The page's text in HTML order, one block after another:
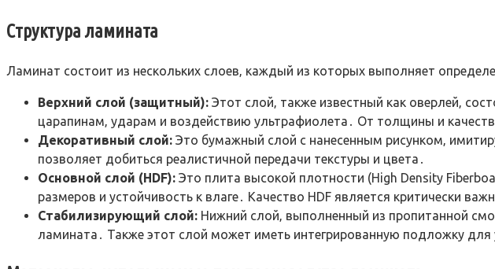
Структура ламината
Ламинат состоит из нескольких слоев‚ каждый из которых выполняет
Верхний слой (защитный): Этот слой‚ также известный как оверлей‚
царапинам‚ ударам и воздействию ультрафиолета․ От толщины и
Декоративный слой: Это бумажный слой с нанесенным рисунком‚
позволяет добиться реалистичной передачи текстуры и цвета․
Основной слой (HDF): Это плита высокой плотности (High Density
размеров и устойчивость к влаге․ Качество HDF является критически
Стабилизирующий слой: Нижний слой‚ выполненный из пропитанной
ламината․ Также этот слой может иметь интегрированную подложку для